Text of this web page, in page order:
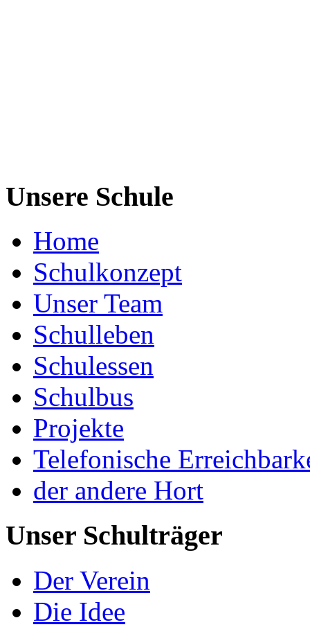
Unsere Schule
Home
Schulkonzept
Unser Team
Schulleben
Schulessen
Schulbus
Projekte
Telefonische
der andere Hort
Unser Schulträger
Der Verein
Die Idee